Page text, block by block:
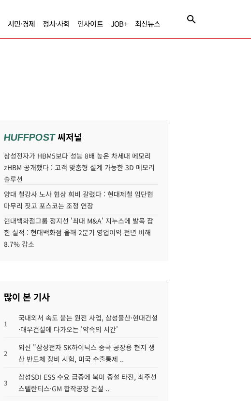
시민·경제 정치·사회 인사이트 JOB+ 최신뉴스
HUFFPOST씨저널
삼성전자가 HBM5보다 성능 8배 높은 차세대 메모리
zHBM 공개했다 : 고객 맞춤형 설계 가능한 3D 메모리
솔루션
양대 철강사 노사 협상 희비 갈렸다 : 현대제철 임단협
마무리 짓고 포스코는 조정 연장
현대백화점그룹 정지선 '최대 M&A' 지누스에 발목 잡
힌 실적 : 현대백화점 올해 2분기 영업이익 전년 비해
8.7% 감소
많이 본 기사
1
국내외서 속도 붙는 원전 사업, 삼성물산·현대건설
·대우건설에 다가오는 '약속의 시간'
2
외신 "삼성전자 SK하이닉스 중국 공장용 현지 생
산 반도체 장비 시험, 미국 수출통제 ..
3
삼성SDI ESS 수요 급증에 북미 증설 타진, 최주선
스텔란티스·GM 합작공장 건설 ..